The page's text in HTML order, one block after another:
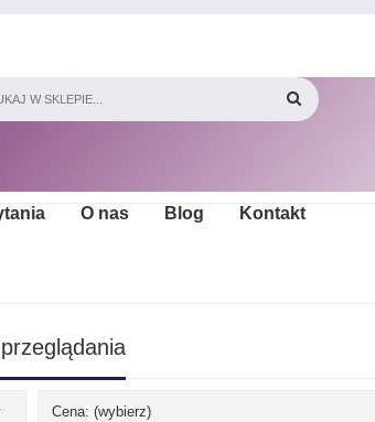
O nas Blog Kontakt
Cena: (wybierz)